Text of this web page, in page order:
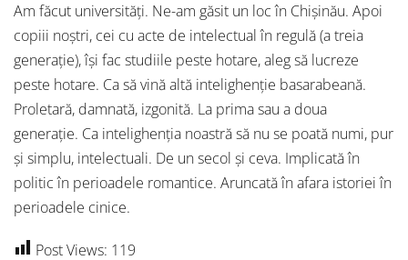
Am făcut universități. Ne-am găsit un loc în Chișinău. Apoi
copiii noștri, cei cu acte de intelectual în regulă (a treia
generație), își fac studiile peste hotare, aleg să lucreze
peste hotare. Ca să vină altă intelighenție basarabeană.
Proletară, damnată, izgonită. La prima sau a doua
generație. Ca intelighenția noastră să nu se poată numi, pur
și simplu, intelectuali. De un secol și ceva. Implicată în
politic în perioadele romantice. Aruncată în afara istoriei în
perioadele cinice.
Post Views: 119